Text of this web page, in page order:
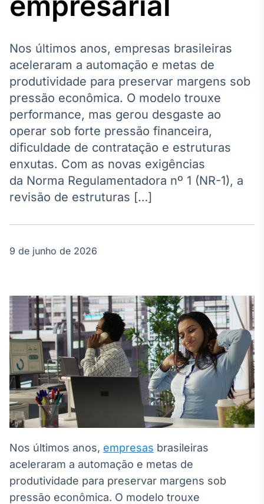
Agro
Broadcast
Político
Os bastidores da
política em
Broadcast
Energia
no Brasil
Plataforma para
conteúdos
personalizados
Soluções de Dados
e Conteúdos
Broadcast
OTC
Plataforma para
negociação de
ativos
Broadcast
Datafeed
APIs para
integração de
conteúdos e
Nos últimos anos, empresas brasileiras
aceleraram a automação e metas de
produtividade para preservar margens sob
pressão econômica. O modelo trouxe
performance, mas gerou desgaste ao
operar sob forte pressão financeira,
dificuldade de contratação e estruturas
enxutas. Com as novas exigências
da Norma Regulamentadora nº 1 (NR-1), a
revisão de estruturas […]
9 de junho de 2026
Nos últimos anos, empresas brasileiras
aceleraram a automação e metas de
produtividade para preservar margens sob
pressão econômica. O modelo trouxe